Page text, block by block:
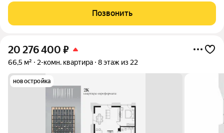
технологиями. Здесь вы получите повседневность,
наполненную яркими моментами и приятной
Позвонить
20 276 400 ₽
66,5 м² 2-комн. квартира 8 этаж из 22
новостройка